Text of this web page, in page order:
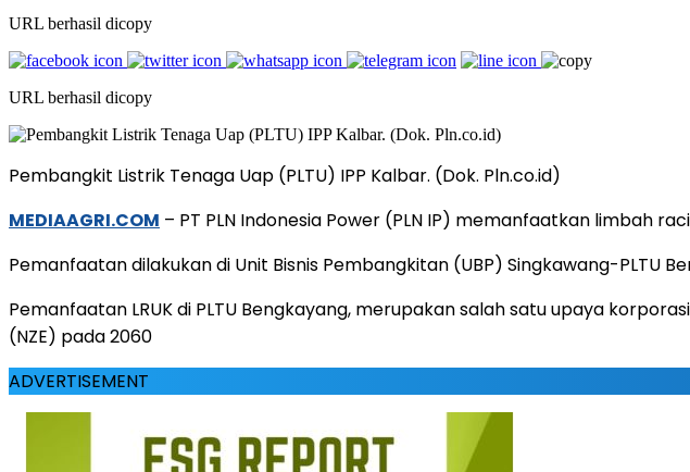
URL berhasil dicopy
URL berhasil dicopy
Pembangkit Listrik Tenaga Uap (PLTU) IPP Kalbar. (Dok. Pln.co.id)
MEDIAAGRI.COM – PT PLN Indonesia Power (PLN IP) memanfaatkan limbah
Pemanfaatan dilakukan di Unit Bisnis Pembangkitan (UBP) Singkawang-PLTU
Pemanfaatan LRUK di PLTU Bengkayang, merupakan salah satu upaya
(NZE) pada 2060
ADVERTISEMENT